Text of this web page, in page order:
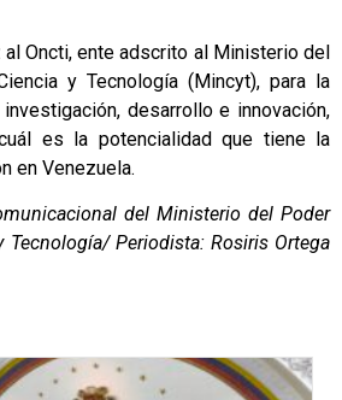
al Oncti, ente adscrito al Ministerio del
y Tecnología (Mincyt), para la
desarrollo e innovación,
es la potencialidad que tiene la
en Venezuela.
del Ministerio del Poder
Tecnología/ Periodista: Rosiris Ortega